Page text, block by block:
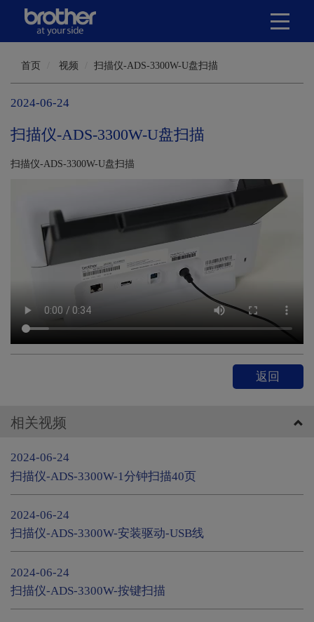
首页 视频 扫描仪-ADS-3300W-U盘扫描
2024-06-24
扫描仪-ADS-3300W-U盘扫描
扫描仪-ADS-3300W-U盘扫描
返回
相关视频
2024-06-24
扫描仪-ADS-3300W-1分钟扫描40页
2024-06-24
扫描仪-ADS-3300W-安装驱动-USB线
2024-06-24
扫描仪-ADS-3300W-按键扫描